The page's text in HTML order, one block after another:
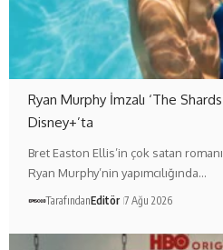
Ryan Murphy İmzalı ‘The
Disney+’ta
Bret Easton Ellis’in çok satan
Ryan Murphy’nin yapımcılığında…
TarafındanEditör 7 Ağu 2026